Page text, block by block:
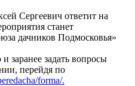
Сергеевич ответит на
станет
дачников Подмосковья»
заранее задать вопросы
перейдя по
forma/.